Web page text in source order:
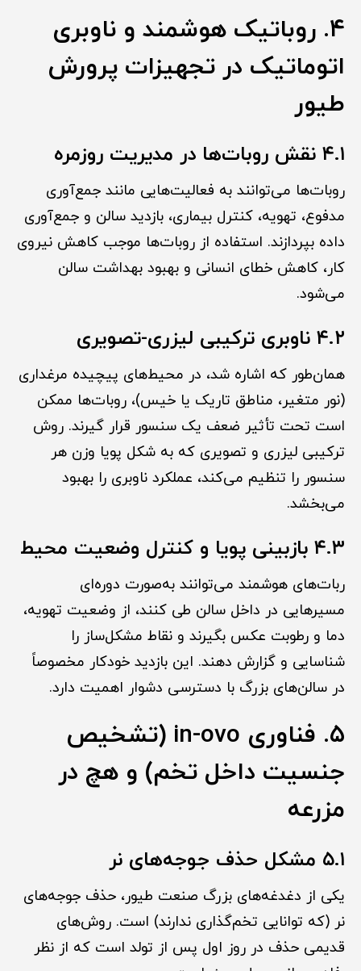
۴. روباتیک هوشمند و ناوبری
اتوماتیک در تجهیزات پرورش
طیور
۴.۱ نقش روبات‌ها در مدیریت روزمره
روبات‌ها می‌توانند به فعالیت‌هایی مانند جمع‌آوری
مدفوع، تهویه، کنترل بیماری، بازدید سالن و جمع‌آوری
داده بپردازند. استفاده از روبات‌ها موجب کاهش نیروی
کار، کاهش خطای انسانی و بهبود بهداشت سالن
می‌شود.
۴.۲ ناوبری ترکیبی لیزری-تصویری
همان‌طور که اشاره شد، در محیط‌های پیچیده مرغداری
(نور متغیر، مناطق تاریک یا خیس)، روبات‌ها ممکن
است تحت تأثیر ضعف یک سنسور قرار گیرند. روش
ترکیبی لیزری و تصویری که به شکل پویا وزن هر
سنسور را تنظیم می‌کند، عملکرد ناوبری را بهبود
می‌بخشد.
۴.۳ بازبینی پویا و کنترل وضعیت محیط
ربات‌های هوشمند می‌توانند به‌صورت دوره‌ای
مسیرهایی در داخل سالن طی کنند، از وضعیت تهویه،
دما و رطوبت عکس بگیرند و نقاط مشکل‌ساز را
شناسایی و گزارش دهند. این بازدید خودکار مخصوصاً
در سالن‌های بزرگ با دسترسی دشوار اهمیت دارد.
۵. فناوری in-ovo (تشخیص
جنسیت داخل تخم) و هچ در
مزرعه
۵.۱ مشکل حذف جوجه‌های نر
یکی از دغدغه‌های بزرگ صنعت طیور، حذف جوجه‌های
نر (که توانایی تخم‌گذاری ندارند) است. روش‌های
قدیمی حذف در روز اول پس از تولد است که از نظر